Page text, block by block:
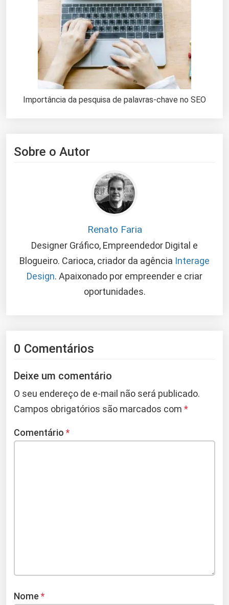
Importância da pesquisa de palavras-chave no SEO
Sobre o Autor
Renato Faria
Designer Gráfico, Empreendedor Digital e
Blogueiro. Carioca, criador da agência Interage
Design. Apaixonado por empreender e criar
oportunidades.
0 Comentários
Deixe um comentário
O seu endereço de e-mail não será publicado.
Campos obrigatórios são marcados com *
Comentário *
Nome *